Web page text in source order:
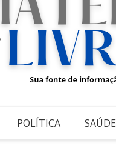
POLÍTICA SAÚDE